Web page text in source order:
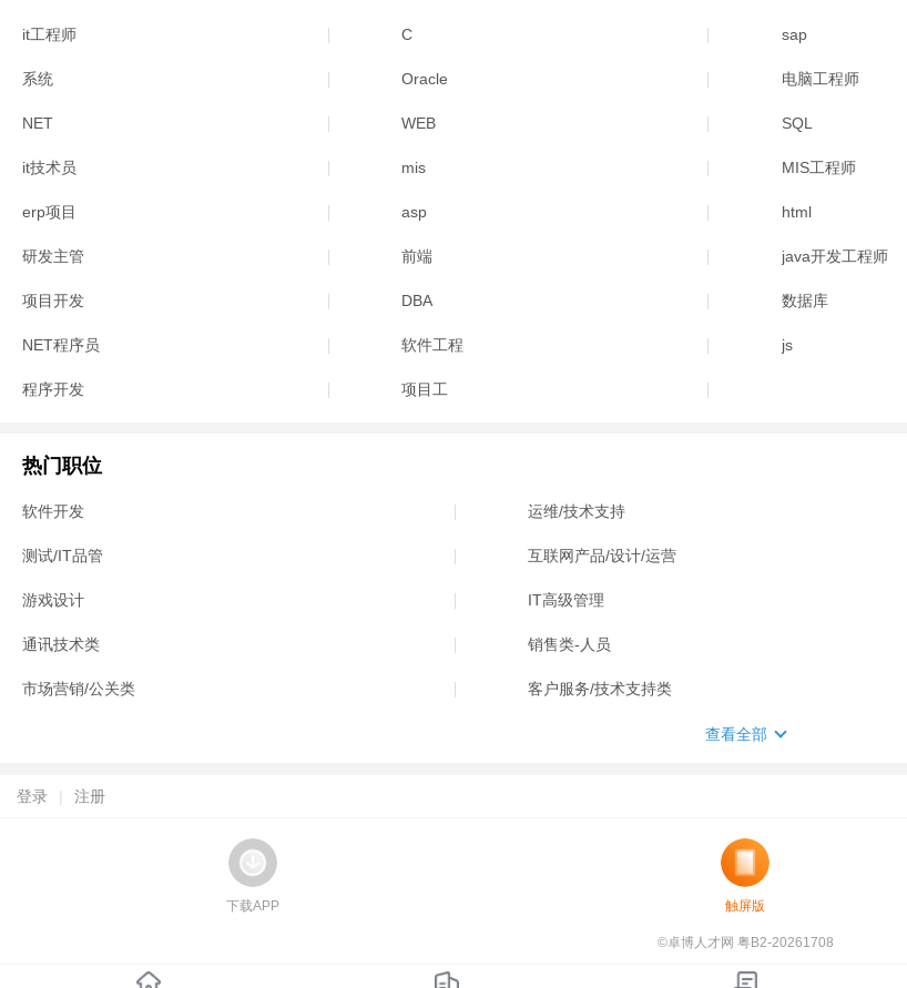
it工程师 C sap
系统 Oracle 电脑工程师
NET WEB SQL
it技术员 mis MIS工程师
erp项目 asp html
研发主管 前端 java开发工程师
项目开发 DBA 数据库
NET程序员 软件工程 js
程序开发 项目工
热门职位
软件开发 运维/技术支持
测试/IT品管 互联网产品/设计/运营
游戏设计 IT高级管理
通讯技术类 销售类-人员
市场营销/公关类 客户服务/技术支持类
查看全部
登录 | 注册
下载APP 触屏版
©卓博人才网 粤B2-20261708